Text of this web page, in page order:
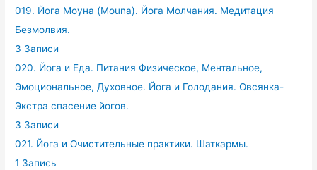
019. Йога Моуна (Mouna). Йога Молчания. Медитация
Безмолвия.
3 Записи
020. Йога и Еда. Питания Физическое, Ментальное,
Эмоциональное, Духовное. Йога и Голодания. Овсянка-
Экстра спасение йогов.
3 Записи
021. Йога и Очистительные практики. Шаткармы.
1 Запись